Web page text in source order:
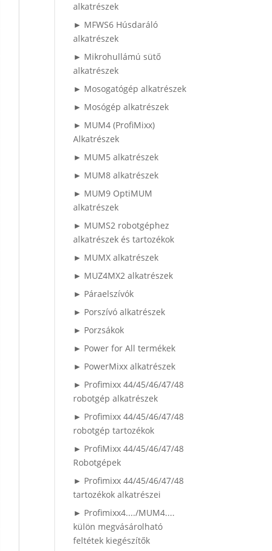
alkatrészek
► MFWS6 Húsdaráló
alkatrészek
► Mikrohullámú sütő
alkatrészek
► Mosogatógép alkatrészek
► Mosógép alkatrészek
► MUM4 (ProfiMixx)
Alkatrészek
► MUM5 alkatrészek
► MUM8 alkatrészek
► MUM9 OptiMUM
alkatrészek
► MUMS2 robotgéphez
alkatrészek és tartozékok
► MUMX alkatrészek
► MUZ4MX2 alkatrészek
► Páraelszívók
► Porszívó alkatrészek
► Porzsákok
► Power for All termékek
► PowerMixx alkatrészek
► Profimixx 44/45/46/47/48
robotgép alkatrészek
► Profimixx 44/45/46/47/48
robotgép tartozékok
► ProfiMixx 44/45/46/47/48
Robotgépek
► Profimixx 44/45/46/47/48
tartozékok alkatrészei
► Profimixx4..../MUM4....
külön megvásárolható
feltétek kiegészítők